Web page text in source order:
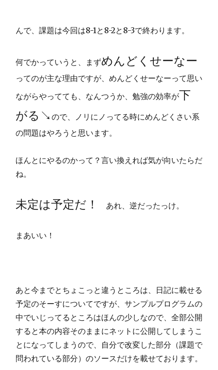
んで、課題は今回は8-1と8-2と8-3で終わります。
何でかっていうと、まずめんどくせーなー
ってのが主な理由ですが、めんどくせーなーって思い
ながらやってても、なんつうか、勉強の効率が下
がる↘ ので、ノリにノってる時にめんどくさい系
の問題はやろうと思います。
ほんとにやるのかって？言い換えれば気が向いたらだ
ね。
未定は予定だ！ あれ、逆だったっけ。
まあいい！
あと今までとちょこっと違うところは、日記に載せる
予定のそーすについてですが、サンプルプログラムの
中でいじってるところはほんの少しなので、全部公開
すると本の内容そのままにネットに公開してしまうこ
とになってしまうので、自分で改変した部分（課題で
問われている部分）のソースだけを載せております。